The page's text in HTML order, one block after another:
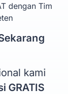
dengan Tim
kami
GRATIS